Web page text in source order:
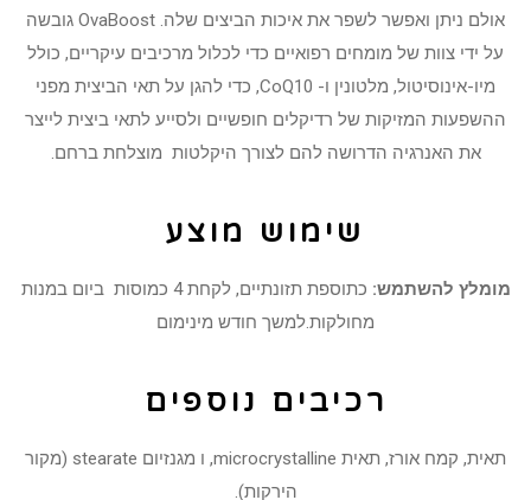
אולם ניתן ואפשר לשפר את איכות הביצים שלה. OvaBoost גובשה
על ידי צוות של מומחים רפואיים כדי לכלול מרכיבים עיקריים, כולל
מיו-אינוסיטול, מלטונין ו- CoQ10, כדי להגן על תאי הביצית מפני
ההשפעות המזיקות של רדיקלים חופשיים ולסייע לתאי ביצית לייצר
את האנרגיה הדרושה להם לצורך היקלטות מוצלחת ברחם.
שימוש מוצע
מומלץ להשתמש:
כתוספת תזונתיים, לקחת 4 כמוסות ביום במנות
מחולקות.למשך חודש מינימום
רכיבים נוספים
תאית, קמח אורז, תאית microcrystalline, ו מגנזיום stearate (מקור
הירקות).